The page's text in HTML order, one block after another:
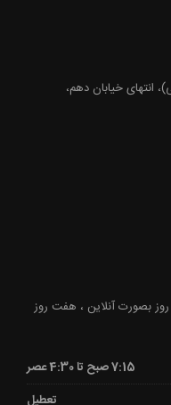
انتهای خیابان دهم،
24 ساعت شبانه روز بصورت آنلاین ، هفت روز
7:15 صبح تا 4:30 عصر
تعطیل